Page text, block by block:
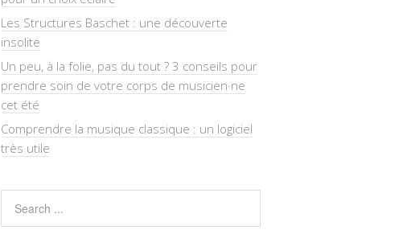
Les Structures Baschet : une découverte
insolite
Un peu, à la folie, pas du tout ? 3 conseils pour
prendre soin de votre corps de musicien·ne
cet été
Comprendre la musique classique : un logiciel
très utile